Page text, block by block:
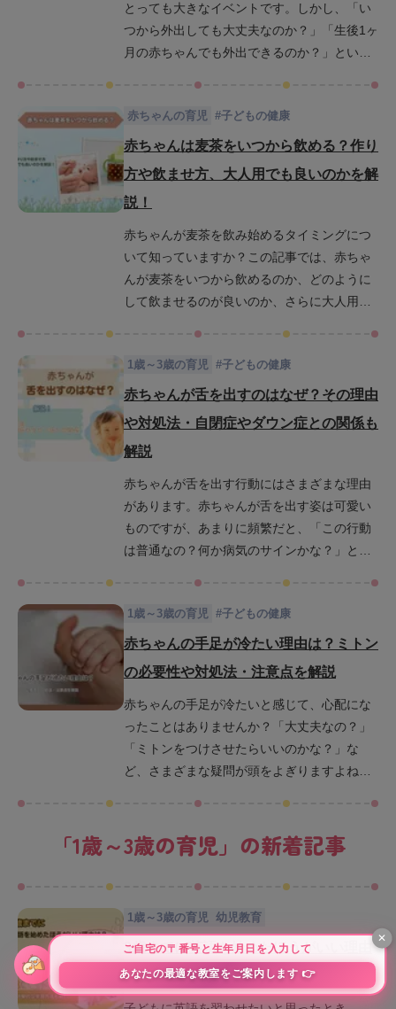
とっても大きなイベントです。しかし、「い
つから外出しても大丈夫なのか？」「生後1ヶ
月の赤ちゃんでも外出できるのか？」といっ
は、しっかりと知っておきたいところです。
この記事では、赤ちゃんとの外出が可能にな
る時期について、月齢ごとの外出時間の目安
や注意点を解説します。さらに、赤ちゃんの
健康を守りながら安心して外出を楽しむため
の情報も紹介しています。ぜひ最後までご覧
ください。
赤ちゃんの育児 #子どもの健康
赤ちゃんは麦茶をいつから飲める？作り
方や飲ませ方、大人用でも良いのかを解
説！
赤ちゃんが麦茶を飲み始めるタイミングにつ
いて知っていますか？この記事では、赤ちゃ
んが麦茶をいつから飲めるのか、どのように
して飲ませるのが良いのか、さらに大人用の
健康的な麦茶の取り入れ方を紹介しますの
で、ぜひ最後までお読みください。
1歳～3歳の育児 #子どもの健康
赤ちゃんが舌を出すのはなぜ？その理由
や対処法・自閉症やダウン症との関係も
解説
赤ちゃんが舌を出す行動にはさまざまな理由
があります。赤ちゃんが舌を出す姿は可愛い
ものですが、あまりに頻繁だと、「この行動
は普通なの？何か病気のサインかな？」と心
に詳しく解説し、対処法や関連する健康問題
についても触れていきます。赤ちゃんの舌出
し行動についての疑問や心配を解消し、適切
な対処法を知ることで赤ちゃんの健やかな成
長を見守っていきましょう。
1歳～3歳の育児 #子どもの健康
赤ちゃんの手足が冷たい理由は？ミトン
の必要性や対処法・注意点を解説
赤ちゃんの手足が冷たいと感じて、心配にな
ったことはありませんか？「大丈夫なの？」
「ミトンをつけさせたらいいのかな？」な
ど、さまざまな疑問が頭をよぎりますよね。
いて詳しく解説します。この記事を読んで赤
ちゃんの体温調節について理解を深め、安心
して育児できるようになりましょう。
「1歳～3歳の育児」の新着記事
1歳～3歳の育児 幼児教育
3歳までに英語を始めたほうがいい理由
は？効果的な学習方法も紹介